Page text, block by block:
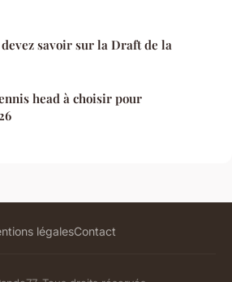
savoir sur la Draft de la
head à choisir pour
légalesContact